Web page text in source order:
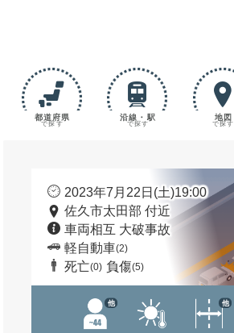
都道府県
で探す
沿線・駅
で探す
地図
で探す
2023年7月22日(土)19:00
佐久市太田部 付近
車両相互 大破事故
軽自動車(2)
死亡(0) 負傷(5)
他 他